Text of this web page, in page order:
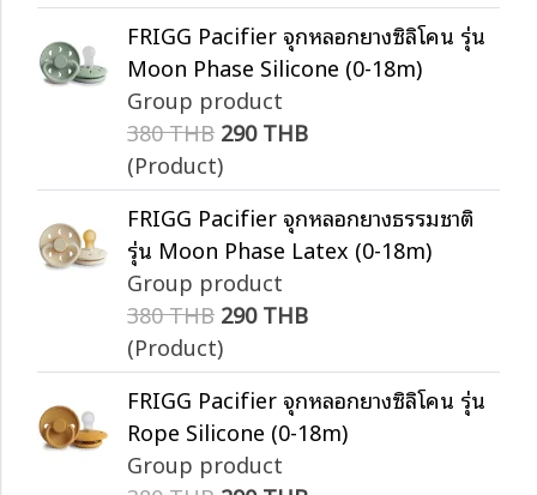
FRIGG Pacifier จุกหลอกยางซิลิโคน รุ่น
Moon Phase Silicone (0-18m)
Group product
380 THB 290 THB
(Product)
FRIGG Pacifier จุกหลอกยางธรรมชาติ
รุ่น Moon Phase Latex (0-18m)
Group product
380 THB 290 THB
(Product)
FRIGG Pacifier จุกหลอกยางซิลิโคน รุ่น
Rope Silicone (0-18m)
Group product